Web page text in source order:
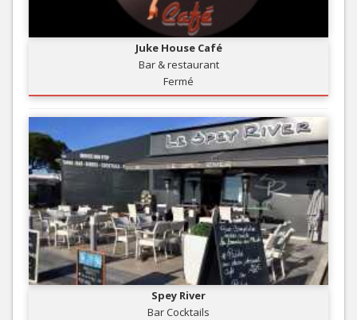
Juke House Café
Bar & restaurant
Fermé
Spey River
Bar Cocktails